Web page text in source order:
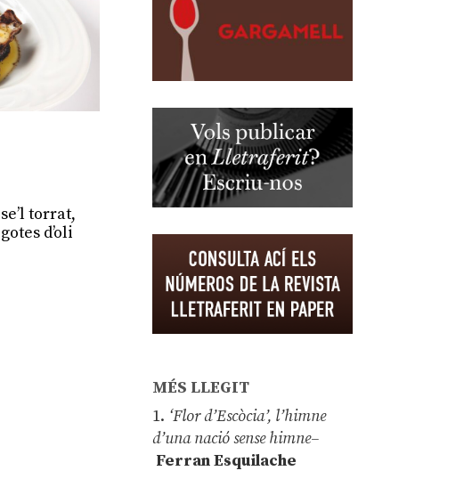
torrat,
d’oli
MÉS LLEGIT
1. ‘Flor d’Escòcia’, l’himne
d’una nació sense himne–
Ferran Esquilache